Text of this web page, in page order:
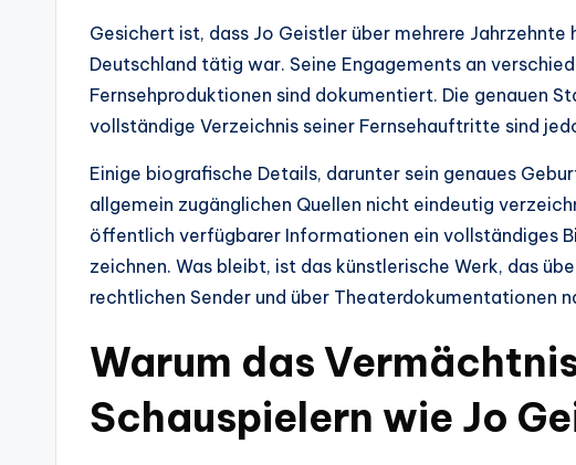
Gesichert ist, dass Jo Geistler über mehrere
Deutschland tätig war. Seine Engagements an
Fernsehproduktionen sind dokumentiert. Die genauen
vollständige Verzeichnis seiner Fernsehauftritte sind
Einige biografische Details, darunter sein genaues
allgemein zugänglichen Quellen nicht eindeutig
öffentlich verfügbarer Informationen ein vollständiges
zeichnen. Was bleibt, ist das künstlerische Werk, das
rechtlichen Sender und über Theaterdokumentationen
Warum das
Schauspielern wie Jo